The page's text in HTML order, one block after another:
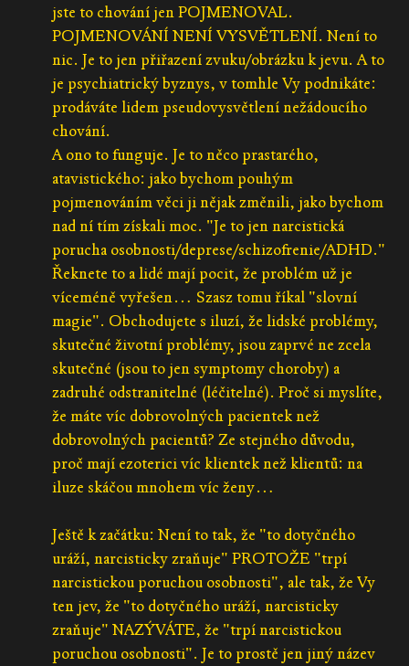
jste to chování jen POJMENOVAL.
POJMENOVÁNÍ NENÍ VYSVĚTLENÍ. Není to
nic. Je to jen přiřazení zvuku/obrázku k jevu. A to
je psychiatrický byznys, v tomhle Vy podnikáte:
prodáváte lidem pseudovysvětlení nežádoucího
chování.
A ono to funguje. Je to něco prastarého,
atavistického: jako bychom pouhým
pojmenováním věci ji nějak změnili, jako bychom
nad ní tím získali moc. "Je to jen narcistická
porucha osobnosti/deprese/schizofrenie/ADHD."
Řeknete to a lidé mají pocit, že problém už je
víceméně vyřešen… Szasz tomu říkal "slovní
magie". Obchodujete s iluzí, že lidské problémy,
skutečné životní problémy, jsou zaprvé ne zcela
skutečné (jsou to jen symptomy choroby) a
zadruhé odstranitelné (léčitelné). Proč si myslíte,
že máte víc dobrovolných pacientek než
dobrovolných pacientů? Ze stejného důvodu,
proč mají ezoterici víc klientek než klientů: na
iluze skáčou mnohem víc ženy…
Ještě k začátku: Není to tak, že "to dotyčného
uráží, narcisticky zraňuje" PROTOŽE "trpí
narcistickou poruchou osobnosti", ale tak, že Vy
ten jev, že "to dotyčného uráží, narcisticky
zraňuje" NAZÝVÁTE, že "trpí narcistickou
poruchou osobnosti". Je to prostě jen jiný název